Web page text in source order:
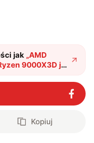
jak „AMD
9000X3D już
Kopiuj